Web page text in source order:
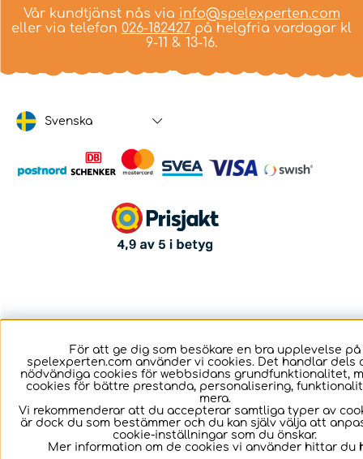
Vår kundtjänst nås via info@spelexperten.com
eller via telefon 026-182427 på helgfria vardagar kl
9-11 & 13-16.
Svenska
För att ge dig som besökare en bra upplevelse på
spelexperten.com använder vi cookies. Det handlar dels
nödvändiga cookies för webbsidans grundfunktionalitet,
cookies för bättre prestanda, personalisering,
mera.
Vi rekommenderar att du accepterar samtliga typer av
är dock du som bestämmer och du kan själv välja att
cookie-inställningar som du önskar.
Mer information om de cookies vi använder hittar du